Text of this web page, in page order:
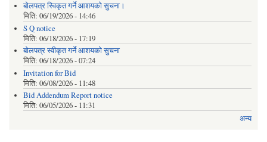
बोलपत्र स्विकृत गर्ने आशयको सुचना।
मिति: 06/19/2026 - 14:46
S Q notice
मिति: 06/18/2026 - 17:19
बोलपत्र स्वीकृत गर्ने आशयको सुचना
मिति: 06/18/2026 - 07:24
Invitation for Bid
मिति: 06/08/2026 - 11:48
Bid Addendum Report notice
मिति: 06/05/2026 - 11:31
अन्य